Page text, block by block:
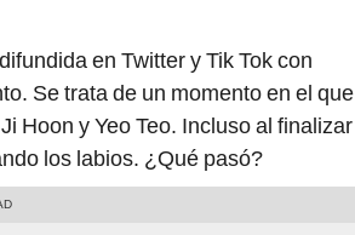
en Twitter y Tik Tok con
Se trata de un momento en el que
Hoon y Yeo Teo. Incluso al finalizar
los labios. ¿Qué pasó?